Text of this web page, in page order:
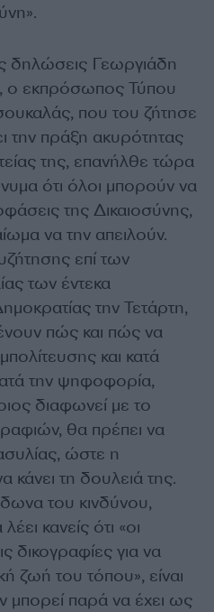
δηλώσεις Γεωργιάδη
, ο εκπρόσωπος Τύπου
που του ζήτησε
την πράξη ακυρότητας
της, επανήλθε τώρα
ότι όλοι μπορούν να
της Δικαιοσύνης,
να την απειλούν.
επί των
των έντεκα
την Τετάρτη,
πώς και πώς να
και κατά
την ψηφοφορία,
διαφωνεί με το
θα πρέπει να
ώστε η
κάνει τη δουλειά της.
του κινδύνου,
κανείς ότι «οι
δικογραφίες για να
ζωή του τόπου», είναι
μπορεί παρά να έχει ως